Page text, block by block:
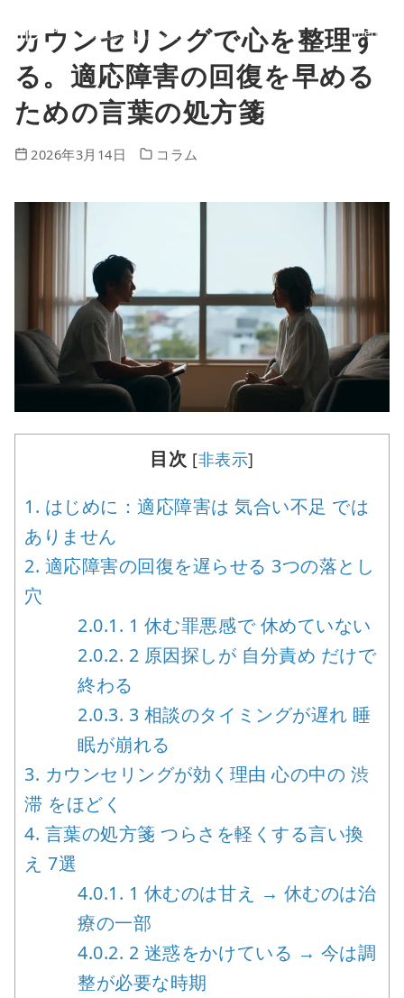
コ
ン
ツ
カウンセリングで心を整理す
る。適応障害の回復を早める
ための言葉の処方箋
2026年3月14日 コラム
目次 [非表示]
1. はじめに：適応障害は 気合い不足 では
ありません
2. 適応障害の回復を遅らせる 3つの落とし
穴
2.0.1. 1 休む罪悪感で 休めていない
2.0.2. 2 原因探しが 自分責め だけで
終わる
2.0.3. 3 相談のタイミングが遅れ 睡
眠が崩れる
3. カウンセリングが効く理由 心の中の 渋
滞 をほどく
4. 言葉の処方箋 つらさを軽くする言い換
え 7選
4.0.1. 1 休むのは甘え → 休むのは治
療の一部
4.0.2. 2 迷惑をかけている → 今は調
整が必要な時期